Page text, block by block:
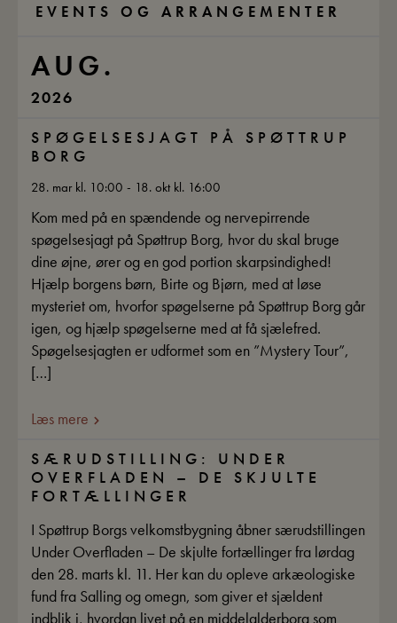
EVENTS OG ARRANGEMENTER
AUG.
2026
SPØGELSESJAGT PÅ SPØTTRUP
BORG
28. mar kl. 10:00 - 18. okt kl. 16:00
Kom med på en spændende og nervepirrende
spøgelsesjagt på Spøttrup Borg, hvor du skal bruge
dine øjne, ører og en god portion skarpsindighed!
Hjælp borgens børn, Birte og Bjørn, med at løse
mysteriet om, hvorfor spøgelserne på Spøttrup Borg går
igen, og hjælp spøgelserne med at få sjælefred.
Spøgelsesjagten er udformet som en ”Mystery Tour”,
[…]
Læs mere
SÆRUDSTILLING: UNDER
OVERFLADEN – DE SKJULTE
FORTÆLLINGER
I Spøttrup Borgs velkomstbygning åbner særudstillingen
Under Overfladen – De skjulte fortællinger fra lørdag
den 28. marts kl. 11. Her kan du opleve arkæologiske
fund fra Salling og omegn, som giver et sjældent
indblik i, hvordan livet på en middelalderborg som